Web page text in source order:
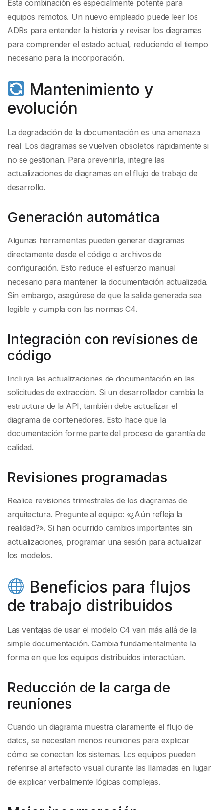
Esta combinación es especialmente potente para
equipos remotos. Un nuevo empleado puede leer los
ADRs para entender la historia y revisar los diagramas
para comprender el estado actual, reduciendo el tiempo
necesario para la incorporación.
Mantenimiento y
evolución
La degradación de la documentación es una amenaza
real. Los diagramas se vuelven obsoletos rápidamente si
no se gestionan. Para prevenirla, integre las
actualizaciones de diagramas en el flujo de trabajo de
desarrollo.
Generación automática
Algunas herramientas pueden generar diagramas
directamente desde el código o archivos de
configuración. Esto reduce el esfuerzo manual
necesario para mantener la documentación actualizada.
Sin embargo, asegúrese de que la salida generada sea
legible y cumpla con las normas C4.
Integración con revisiones de
código
Incluya las actualizaciones de documentación en las
solicitudes de extracción. Si un desarrollador cambia la
estructura de la API, también debe actualizar el
diagrama de contenedores. Esto hace que la
documentación forme parte del proceso de garantía de
calidad.
Revisiones programadas
Realice revisiones trimestrales de los diagramas de
arquitectura. Pregunte al equipo: «¿Aún refleja la
realidad?». Si han ocurrido cambios importantes sin
actualizaciones, programar una sesión para actualizar
los modelos.
Beneficios para flujos
de trabajo distribuidos
Las ventajas de usar el modelo C4 van más allá de la
simple documentación. Cambia fundamentalmente la
forma en que los equipos distribuidos interactúan.
Reducción de la carga de
reuniones
Cuando un diagrama muestra claramente el flujo de
datos, se necesitan menos reuniones para explicar
cómo se conectan los sistemas. Los equipos pueden
referirse al artefacto visual durante las llamadas en lugar
de explicar verbalmente lógicas complejas.